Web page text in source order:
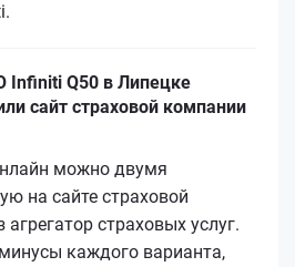
Q50 в Липецке
сайт страховой компании
можно двумя
на сайте страховой
страховых услуг.
каждого варианта,